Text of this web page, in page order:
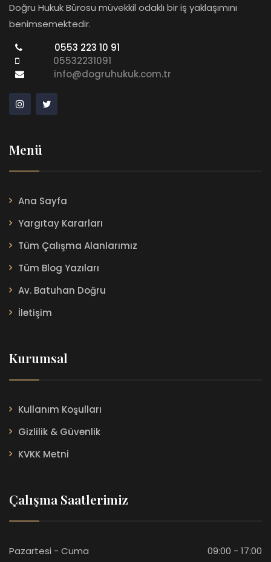
Doğru Hukuk Bürosu müvekkil odaklı bir iş yaklaşımını
benimsemektedir.
0553 223 10 91
05532231091
info@dogruhukuk.com.tr
Menü
Ana Sayfa
Yargıtay Kararları
Tüm Çalışma Alanlarımız
Tüm Blog Yazıları
Av. Batuhan Doğru
İletişim
Kurumsal
Kullanım Koşulları
Gizlilik & Güvenlik
KVKK Metni
Çalışma Saatlerimiz
Pazartesi - Cuma 09:00 - 17:00